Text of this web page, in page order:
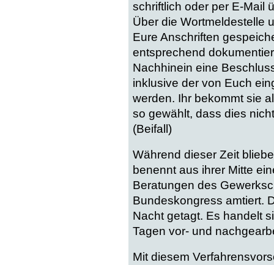
schriftlich oder per E-Mail
Über die Wortmeldestelle
Eure Anschriften
entsprechend
Nachhinein eine
inklusive der von Euch
werden. Ihr bekommt sie
so gewählt, dass dies
(Beifall)
Während dieser Zeit
benennt aus ihrer Mitte
Beratungen des
Bundeskongress amtiert.
Nacht getagt. Es handelt
Tagen vor- und
Mit diesem